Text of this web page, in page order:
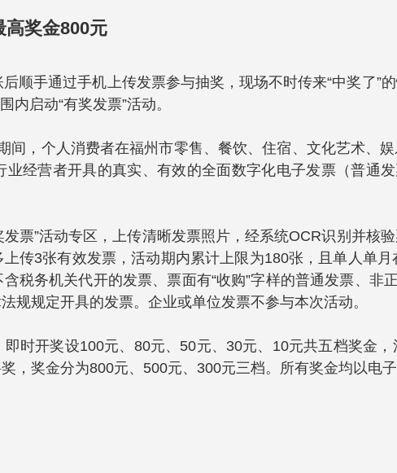
高奖金800元
顺手通过手机上传发票参与抽奖，现场不时传来“中奖了”
启动“有奖发票”活动。
间，个人消费者在福州市零售、餐饮、住宿、文化艺术、
经营者开具的真实、有效的全面数字化电子发票（普通
票”活动专区，上传清晰发票照片，经系统OCR识别并核
传3张有效发票，活动期内累计上限为180张，且单人单
税务机关代开的发票、票面有“收购”字样的普通发票、非
规规定开具的发票。企业或单位发票不参与本次活动。
时开奖设100元、80元、50元、30元、10元共五档奖金
，奖金分为800元、500元、300元三档。所有奖金均以电